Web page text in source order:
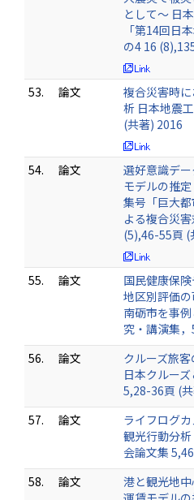
として～ 日
「第14回日
の4 16
53. 論文
複合災害時
析 日本地震
(共著) 2016
54. 論文
選好意識デ
モデルの推
集号「巨大
よる複合災
(5),46-55頁 (
55. 論文
国民健康保
地区別評価
南砺市を事
究・講演集
56.
論文
クルーズ旅
日本クルー
5,28-36頁 (
57.
論文
ライフログ
観光行動分
会論文集
58.
論文
港と観光地